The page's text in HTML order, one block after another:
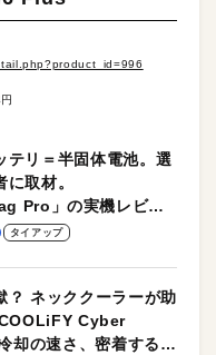
テリ＝半固体電池。選
取材。
Pro」の実機レビュ
タイアップ
？ ネッククーラーが助
Cyber
却の速さ、密着する冷